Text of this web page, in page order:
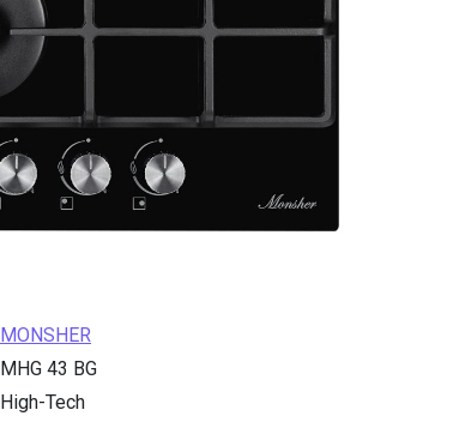
MONSHER
MHG 43 BG
High-Tech